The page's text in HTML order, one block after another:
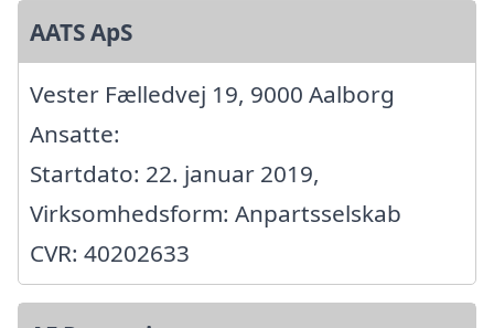
AATS ApS
Vester Fælledvej 19, 9000 Aalborg
Ansatte:
Startdato: 22. januar 2019,
Virksomhedsform: Anpartsselskab
CVR: 40202633